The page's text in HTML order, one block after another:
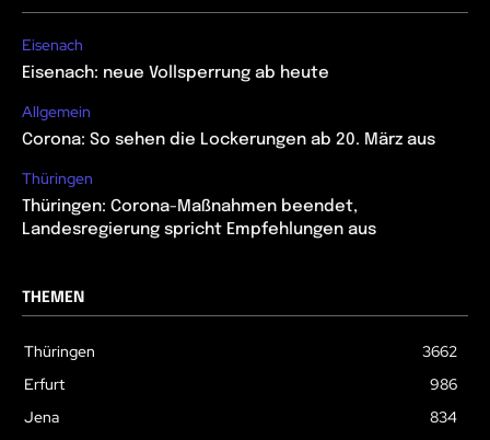
Eisenach
Eisenach: neue Vollsperrung ab heute
Allgemein
Corona: So sehen die Lockerungen ab 20. März aus
Thüringen
Thüringen: Corona-Maßnahmen beendet,
Landesregierung spricht Empfehlungen aus
THEMEN
Thüringen
3662
Erfurt
986
Jena
834